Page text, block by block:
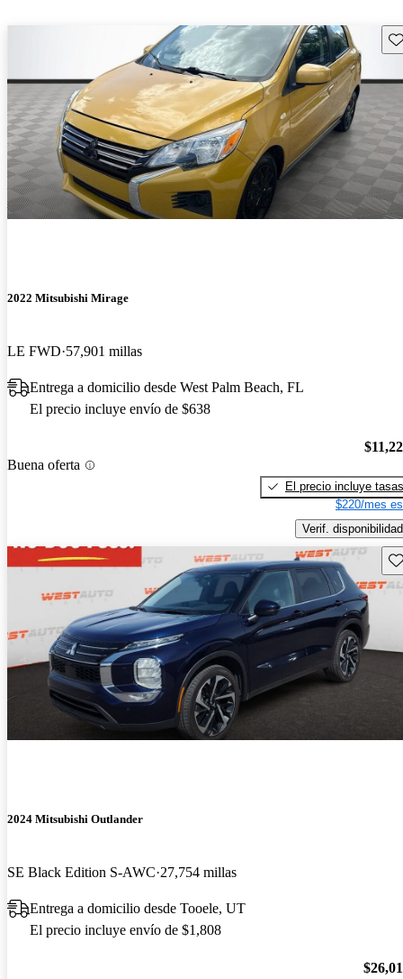
2022 Mitsubishi Mirage
LE FWD 57,901 millas
Entrega a domicilio desde West Palm Beach, FL
El precio incluye envío de $638
Buena oferta
El precio incluye tasas
$220/mes
Verif. disponibilidad
2024 Mitsubishi Outlander
SE Black Edition S-AWC 27,754 millas
Entrega a domicilio desde Tooele, UT
El precio incluye envío de $1,808